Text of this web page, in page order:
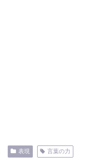
表現 言葉の力